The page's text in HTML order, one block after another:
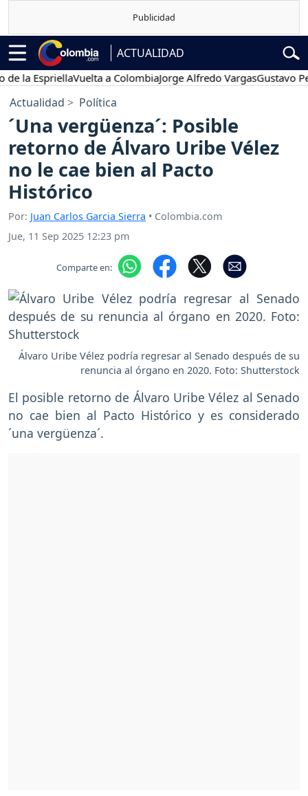
ACTUALIDAD
EspriellaVuelta a ColombiaJorge Alfredo VargasGustavo Petro
Actualidad Política
´Una vergüenza´: Posible
retorno de Álvaro Uribe Vélez
no le cae bien al Pacto
Histórico
Por: Juan Carlos Garcia Sierra • Colombia.com
Jue, 11 Sep 2025 12:23 pm
Comparte en:
Álvaro Uribe Vélez podría regresar al Senado después de su
renuncia al órgano en 2020. Foto: Shutterstock
El posible retorno de Álvaro Uribe Vélez al Senado
no cae bien al Pacto Histórico y es considerado
´una vergüenza´.